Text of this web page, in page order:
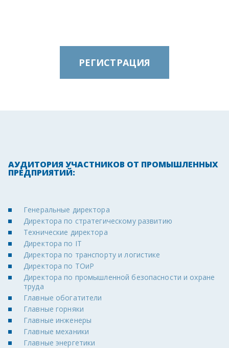
РЕГИСТРАЦИЯ
АУДИТОРИЯ УЧАСТНИКОВ ОТ ПРОМЫШЛЕННЫХ
ПРЕДПРИЯТИЙ:
Генеральные директора
Директора по стратегическому развитию
Технические директора
Директора по IT
Директора по транспорту и логистике
Директора по ТОиР
Директора по промышленной безопасности и охране
труда
Главные обогатители
Главные горняки
Главные инженеры
Главные механики
Главные энергетики